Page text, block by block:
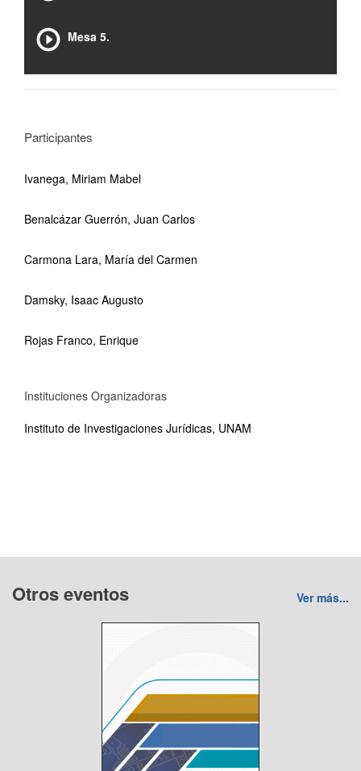
Mesa 5.
Participantes
Ivanega, Miriam Mabel
Benalcázar Guerrón, Juan Carlos
Carmona Lara, María del Carmen
Damsky, Isaac Augusto
Rojas Franco, Enrique
Instituciones Organizadoras
Instituto de Investigaciones Jurídicas, UNAM
Otros eventos Ver más...